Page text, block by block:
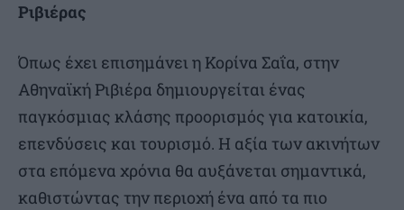
Ριβιέρας
Όπως έχει επισημάνει η Κορίνα Σαΐα, στην
Αθηναϊκή Ριβιέρα δημιουργείται ένας
παγκόσμιας κλάσης προορισμός για κατοικία,
επενδύσεις και τουρισμό. Η αξία των ακινήτων
στα επόμενα χρόνια θα αυξάνεται σημαντικά,
καθιστώντας την περιοχή ένα από τα πιο